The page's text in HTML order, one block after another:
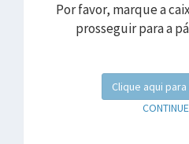
Por favor, marque a
prosseguir para a
Clique aqui